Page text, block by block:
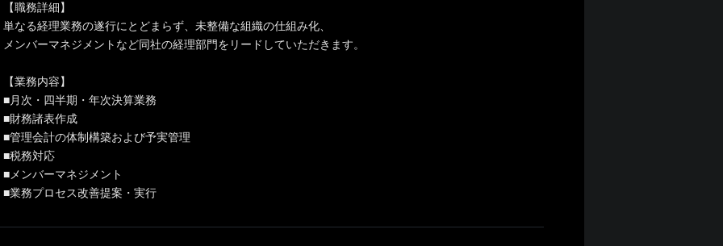
【職務詳細】
単なる経理業務の遂行にとどまらず、未整備な組織の仕組み化、
メンバーマネジメントなど同社の経理部門をリードしていただきます。
【業務内容】
■月次・四半期・年次決算業務
■財務諸表作成
■管理会計の体制構築および予実管理
■税務対応
■メンバーマネジメント
■業務プロセス改善提案・実行